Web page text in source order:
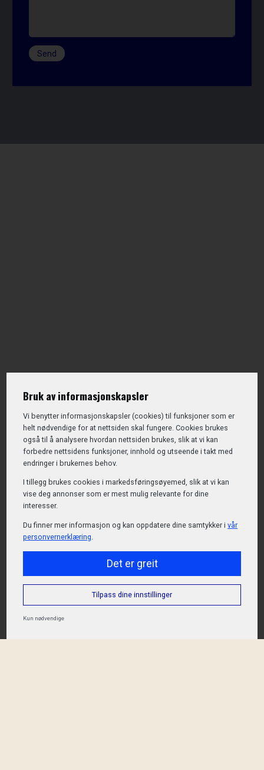
Send
Bruk av informasjonskapsler
Vi benytter informasjons­kapsler (cookies) til funksjoner som er
helt nødvendige for at nettsiden skal fungere. Cookies brukes
også til å analysere hvordan nettsiden brukes, slik at vi kan
forbedre nettsidens funksjoner, innhold og utseende i takt med
endringer i brukernes behov.
I tillegg brukes cookies i markedsførings­øyemed, slik at vi kan
vise deg annonser som er mest mulig relevante for dine
interesser.
Du finner mer informasjon og kan oppdatere dine samtykker ivår
personvernerklæring.
Det er greit
Tilpass dine innstillinger
Kun nødvendige